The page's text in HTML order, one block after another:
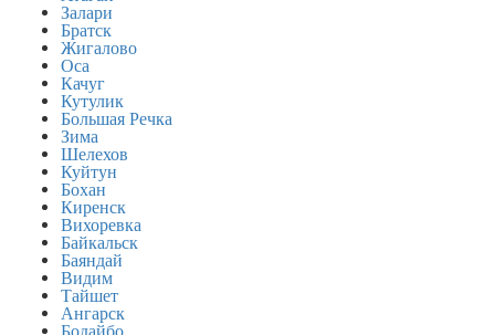
Залари
Братск
Жигалово
Оса
Качуг
Кутулик
Большая Речка
Зима
Шелехов
Куйтун
Бохан
Киренск
Вихоревка
Байкальск
Баяндай
Видим
Тайшет
Ангарск